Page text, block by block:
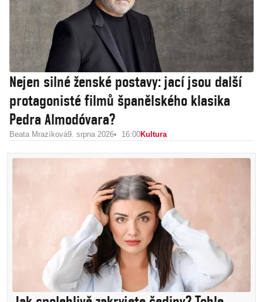
Nejen silné ženské postavy: jací jsou další
protagonisté filmů španělského klasika
Pedra Almodóvara?
Beata Mrazíková9. srpna 2026 16:00Kultura